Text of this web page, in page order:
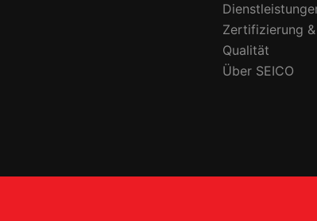
Zertifizierung &
Qualität
Über SEICO